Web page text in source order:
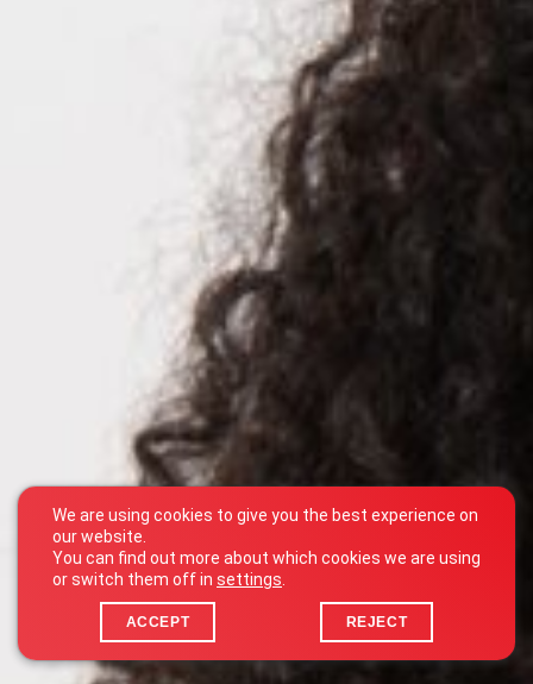
We are using cookies to give you the best experience on
our website.
You can find out more about which cookies we are using
or switch them off in settings
ACCEPT REJECT